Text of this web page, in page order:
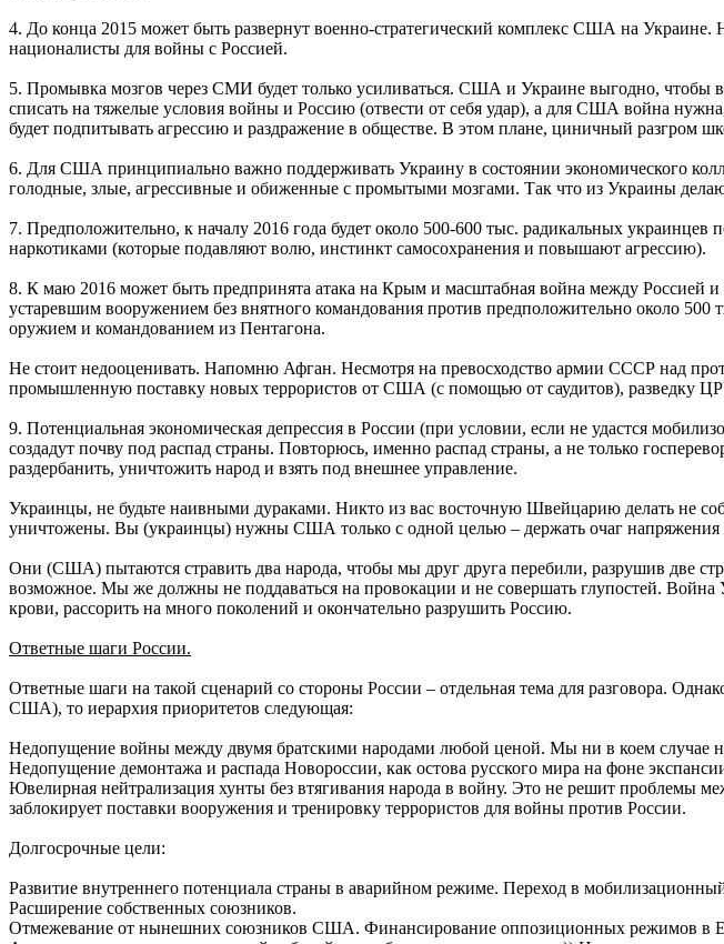
4. До конца 2015 может быть развернут военно-стратегический комплекс США на Украине.
националисты для войны с Россией.
5. Промывка мозгов через СМИ будет только усиливаться. США и Украине выгодно, чтобы
списать на тяжелые условия войны и Россию (отвести от себя удар), а для США война
будет подпитывать агрессию и раздражение в обществе. В этом плане, циничный
6. Для США принципиально важно поддерживать Украину в состоянии экономического
голодные, злые, агрессивные и обиженные с промытыми мозгами. Так что из Украины
7. Предположительно, к началу 2016 года будет около 500-600 тыс. радикальных
наркотиками (которые подавляют волю, инстинкт самосохранения и повышают агрессию).
8. К маю 2016 может быть предпринята атака на Крым и масштабная война между
устаревшим вооружением без внятного командования против предположительно около
оружием и командованием из Пентагона.
Не стоит недооценивать. Напомню Афган. Несмотря на превосходство армии СССР над
промышленную поставку новых террористов от США (с помощью от саудитов), разведку
9. Потенциальная экономическая депрессия в России (при условии, если не удастся
создадут почву под распад страны. Повторюсь, именно распад страны, а не только
раздербанить, уничтожить народ и взять под внешнее управление.
Украинцы, не будьте наивными дураками. Никто из вас восточную Швейцарию делать не
уничтожены. Вы (украинцы) нужны США только с одной целью – держать очаг напряжения
Они (США) пытаются стравить два народа, чтобы мы друг друга перебили, разрушив две
возможное. Мы же должны не поддаваться на провокации и не совершать глупостей.
крови, рассорить на много поколений и окончательно разрушить Россию.
Ответные шаги России.
Ответные шаги на такой сценарий со стороны России – отдельная тема для разговора.
США), то иерархия приоритетов следующая:
Недопущение войны между двумя братскими народами любой ценой. Мы ни в коем случае
Недопущение демонтажа и распада Новороссии, как остова русского мира на фоне
Ювелирная нейтрализация хунты без втягивания народа в войну. Это не решит
заблокирует поставки вооружения и тренировку террористов для войны против России.
Долгосрочные цели:
Развитие внутреннего потенциала страны в аварийном режиме. Переход в
Расширение собственных союзников.
Отмежевание от нынешних союзников США. Финансирование оппозиционных режимов в